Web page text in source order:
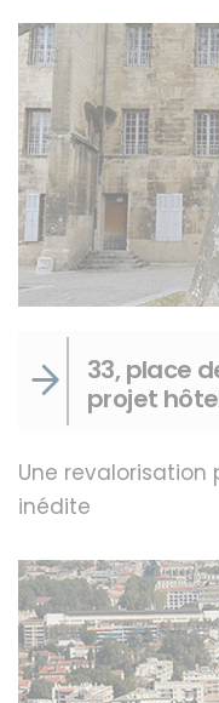
33, place
projet
Une
inédite